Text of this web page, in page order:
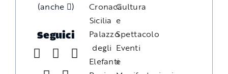
(anche
)
Seguici
Cronaca
Sicilia
Palazzo
degli
Elefanti
Cultura
e
Spettacolo
Eventi
e